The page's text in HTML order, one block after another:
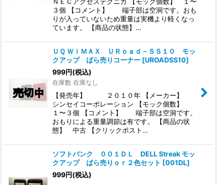
３個 【コメント】 端子部は空洞です。おも
りが入っていないため重量は実機より軽くなっ
ています。 【商品の状態】…
ＵＱ ＷｉＭＡＸ ＵＲｏａｄ－ＳＳ１０ モッ
クアップ ばら売りコーナー [UROADSS10]
999円(税込)
在庫数 在庫なし
【発売年】 ２０１０年 【メーカー】
シンセイコーポレーション 【モック個数】
１〜３個 【コメント】 端子部は空洞です。
おもりによる重量調節は有です。 【商品の状
態】 中古 【クリックポスト…
ソフトバンク ００１ＤＬ DELL Streak モッ
クアップ ばら売りｏｒ２色セット [001DL]
999円(税込)